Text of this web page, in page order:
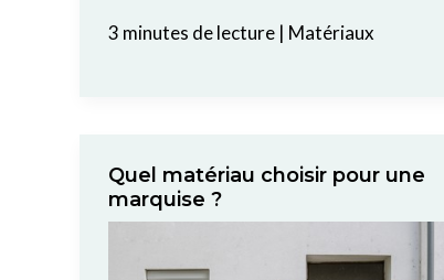
3 minutes de lecture| Matériaux
Quel matériau choisir pour une
marquise ?